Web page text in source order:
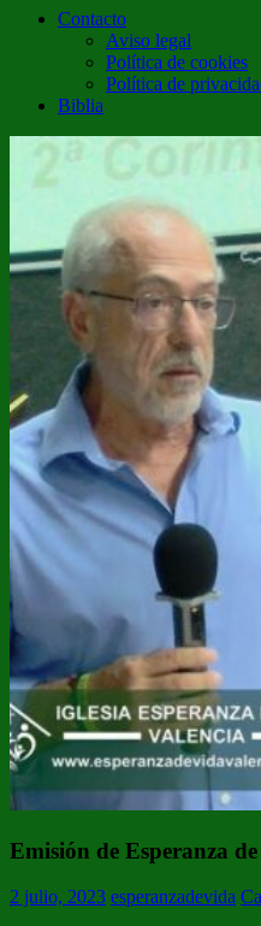
Contacto
Aviso legal
Política de cookies
Política de
Biblia
Emisión de Esperanza
2 julio, 2023 esperanzadevida